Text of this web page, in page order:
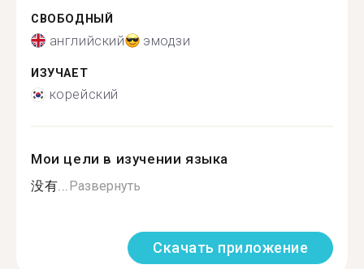
СВОБОДНЫЙ
английский эмодзи
ИЗУЧАЕТ
корейский
Мои цели в изучении языка
没有...Развернуть
Скачать приложение